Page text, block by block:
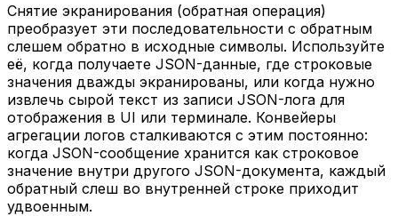
Снятие экранирования (обратная операция)
преобразует эти последовательности с обратным
слешем обратно в исходные символы. Используйте
её, когда получаете JSON-данные, где строковые
значения дважды экранированы, или когда нужно
извлечь сырой текст из записи JSON-лога для
отображения в UI или терминале. Конвейеры
агрегации логов сталкиваются с этим постоянно:
когда JSON-сообщение хранится как строковое
значение внутри другого JSON-документа, каждый
обратный слеш во внутренней строке приходит
удвоенным.